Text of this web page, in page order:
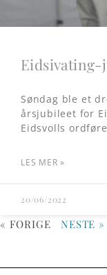
Eidsivating-
Søndag ble et
årsjubileet for
Eidsvolls
LES MER »
20/06/2022
« FORIGE NESTE »